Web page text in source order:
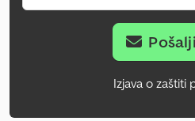
Izjava o zaštiti